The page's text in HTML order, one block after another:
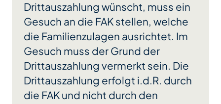
Drittauszahlung wünscht, muss ein
Gesuch an die FAK stellen, welche
die Familienzulagen ausrichtet. Im
Gesuch muss der Grund der
Drittauszahlung vermerkt sein. Die
Drittauszahlung erfolgt i.d.R. durch
die FAK und nicht durch den